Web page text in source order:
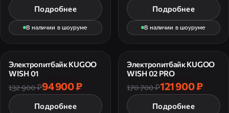
Подробнее
В наличии в шоуруме
Подробнее
В наличии в шоуруме
Электропитбайк KUGOO
WISH 01
132 900 ₽94 900 ₽
Подробнее
Электропитбайк KUGOO
WISH 02 PRO
170 700 ₽121 900 ₽
Подробнее